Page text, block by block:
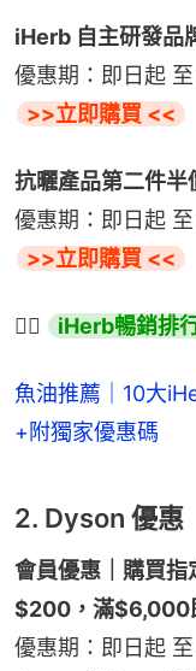
iHerb 自主研發品
優惠期：即日起
>>立即購買 <<
抗曬產品第二件半
優惠期：即日起
>>立即購買 <<
👉🏻 iHerb暢銷排
魚油推薦｜10大
+附獨家優惠碼
2. Dyson 優惠
會員優惠｜購買
$200，滿$6,000
優惠期：即日起